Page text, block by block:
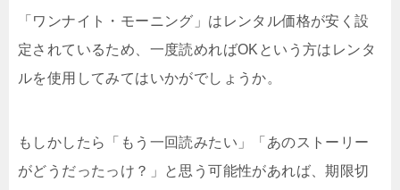
「ワンナイト・モーニング」はレンタル価格が安く設
定されているため、一度読めればOKという方はレンタ
ルを使用してみてはいかがでしょうか。
もしかしたら「もう一回読みたい」「あのストーリー
がどうだったっけ？」と思う可能性があれば、期限切